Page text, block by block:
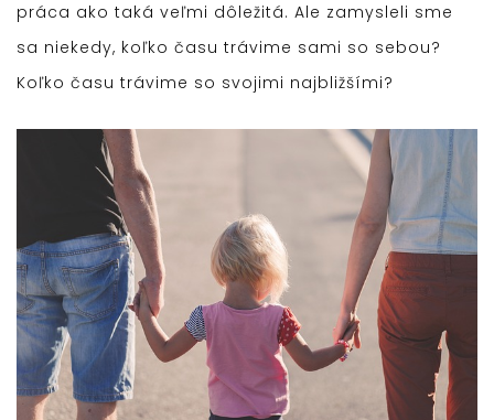
práca ako taká veľmi dôležitá. Ale zamysleli sme
sa niekedy, koľko času trávime sami so sebou?
Koľko času trávime so svojimi najbližšími?